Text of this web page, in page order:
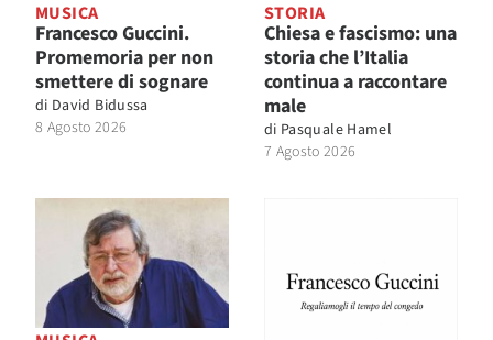
MUSICA
Francesco Guccini.
Promemoria per non
smettere di sognare
di David Bidussa
8 Agosto 2026
STORIA
Chiesa e fascismo: una
storia che l’Italia
continua a raccontare
male
di Pasquale Hamel
7 Agosto 2026